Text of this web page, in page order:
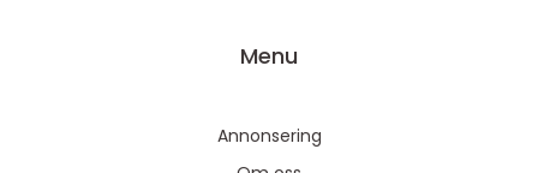
Menu
Annonsering